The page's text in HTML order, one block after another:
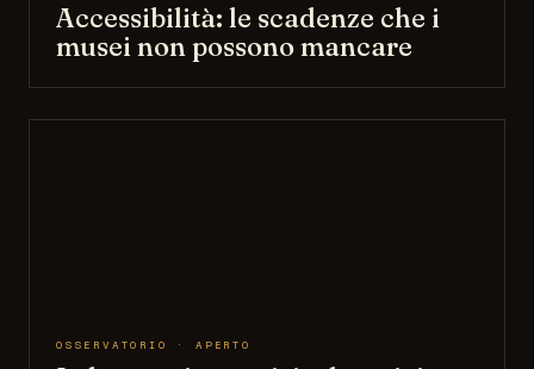
Accessibilità: le scadenze che i
musei non possono mancare
OSSERVATORIO · APERTO